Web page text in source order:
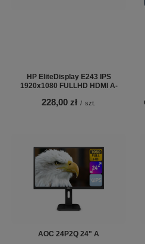
HP EliteDisplay E243 IPS
1920x1080 FULLHD HDMI A-
228,00 zł / szt.
AOC 24P2Q 24" A